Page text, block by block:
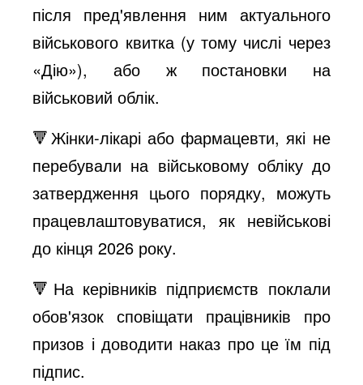
після пред'явлення ним актуального
військового квитка (у тому числі через
«Дію»), або ж постановки на
військовий облік.
🔻Жінки-лікарі або фармацевти, які не
перебували на військовому обліку до
затвердження цього порядку, можуть
працевлаштовуватися, як невійськові
до кінця 2026 року.
🔻На керівників підприємств поклали
обов'язок сповіщати працівників про
призов і доводити наказ про це їм під
підпис.